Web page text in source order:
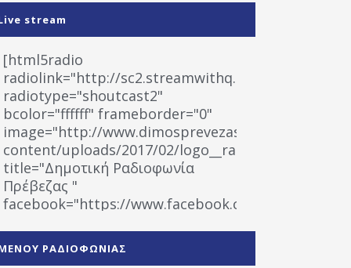
stream
[html5radio
radiolink="http://sc2.streamwithq.com:8028/
radiotype="shoutcast2"
bcolor="ffffff" frameborder="0"
image="http://www.dimosprevezas.gr/wp-
content/uploads/2017/02/logo__radiofonias.jpg"
title="Δημοτική Ραδιοφωνία
Πρέβεζας "
facebook="https://www.facebook.com/
1531194763766854/" artist="" ]
ΡΑΔΙΟΦΩΝΙΑΣ